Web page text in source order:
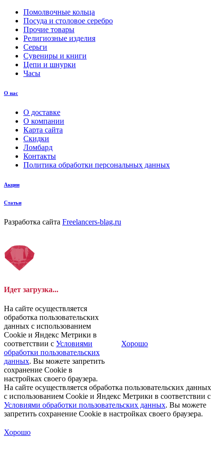
Помолвочные кольца
Посуда и столовое серебро
Прочие товары
Религиозные изделия
Серьги
Сувениры и книги
Цепи и шнурки
Часы
О нас
О доставке
О компании
Карта сайта
Скидки
Ломбард
Контакты
Политика обработки персональных данных
Акции
Статьи
Разработка сайта Freelancers-blag.ru
Идет загрузка...
На сайте осуществляется
обработка пользовательских
данных с использованием
Cookie и Яндекс Метрики в
соответствии с Условиями
обработки пользовательских
данных. Вы можете запретить
сохранение Cookie в
настройках своего браузера.
Хорошо
На сайте осуществляется обработка пользовательских данных
с использованием Cookie и Яндекс Метрики в соответствии с
Условиями обработки пользовательских данных. Вы можете
запретить сохранение Cookie в настройках своего браузера.
Хорошо